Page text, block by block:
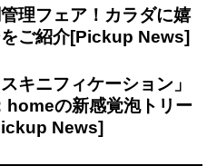
理フェア！カラダに嬉
ご紹介
キニフィケーション」
の新感覚泡トリー